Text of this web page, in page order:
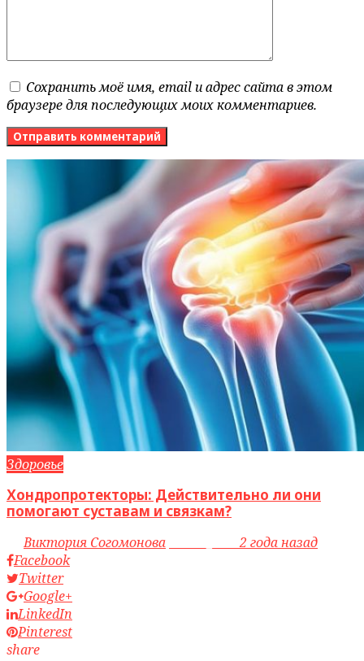
Сохранить моё имя, email и адрес сайта в этом
браузере для последующих моих комментариев.
Здоровье
Хондропротекторы: Действительно ли они
помогают суставам и связкам?
byВиктория Согомонова access_time2 года назад
Facebook
Twitter
Google+
LinkedIn
Pinterest
share